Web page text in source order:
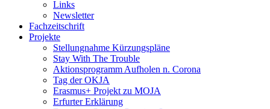
Links
Newsletter
Fachzeitschrift
Projekte
Stellungnahme Kürzungspläne
Stay With The Trouble
Aktionsprogramm Aufholen n. Corona
Tag der OKJA
Erasmus+ Projekt zu MOJA
Erfurter Erklärung